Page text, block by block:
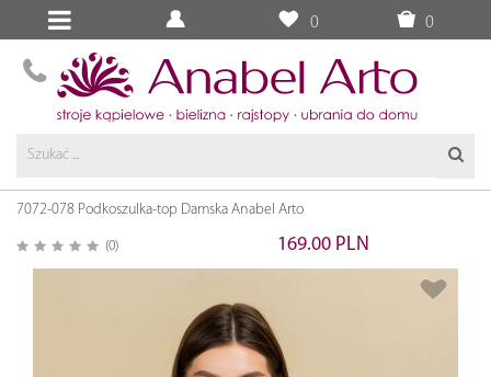
0 0
7072-078 Podkoszulka-top Damska Anabel Arto
(0) 169.00 PLN